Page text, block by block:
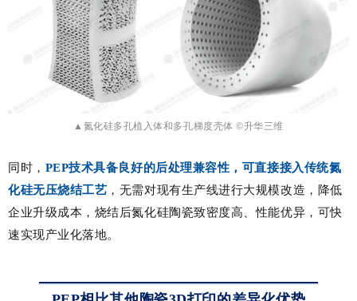
▲氮化硅多孔植入体和多孔梯度壳体 ©升华三维
同时， PEP技术具备良好的后处理兼容性，可直接接入传统氮
化硅无压烧结工艺 ，无需对现有生产线进行大规模改造，降低
企业升级成本，烧结后氮化硅陶瓷致密度高、性能优异，可快
速实现产业化落地。